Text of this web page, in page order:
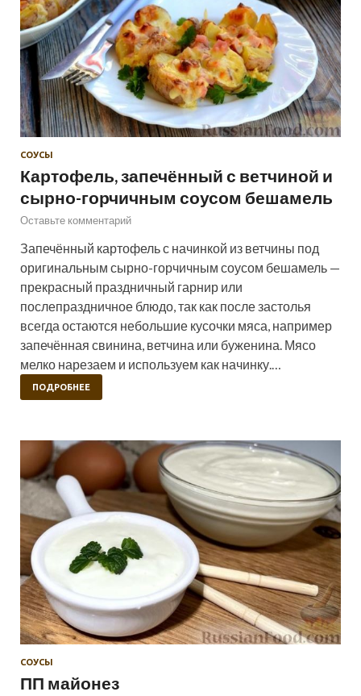
СОУСЫ
Картофель, запечённый с ветчиной и
сырно-горчичным соусом бешамель
Оставьте комментарий
Запечённый картофель с начинкой из ветчины под
оригинальным сырно-горчичным соусом бешамель —
прекрасный праздничный гарнир или
послепраздничное блюдо, так как после застолья
всегда остаются небольшие кусочки мяса, например
запечённая свинина, ветчина или буженина. Мясо
мелко нарезаем и используем как начинку.…
ПОДРОБНЕЕ
СОУСЫ
ПП майонез